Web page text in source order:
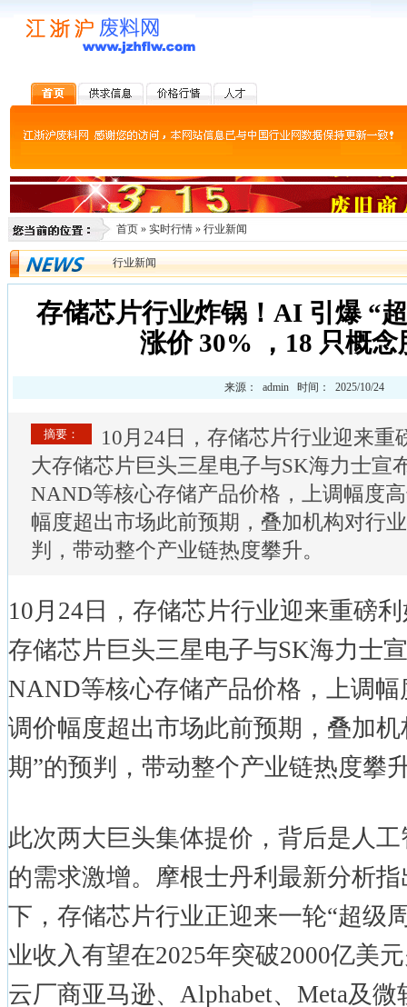
首页 » 实时行情 » 行业新闻
行业新闻
存储芯片行业炸锅！AI 引爆 “
涨价 30% ，18 只概念
来源： admin 时间： 2025/10/24
摘要：
10月24日，存储芯片行业迎来重
大存储芯片巨头三星电子与SK海力士宣
NAND等核心存储产品价格，上调幅度
幅度超出市场此前预期，叠加机构对行
判，带动整个产业链热度攀升。
10月24日，存储芯片行业迎来重磅
存储芯片巨头三星电子与SK海力士
NAND等核心存储产品价格，上调幅
调价幅度超出市场此前预期，叠加
期”的预判，带动整个产业链热度攀
此次两大巨头集体提价，背后是人
的需求激增。摩根士丹利最新分析
下，存储芯片行业正迎来一轮“超级
业收入有望在2025年突破2000亿美
云厂商亚马逊、Alphabet、Meta及